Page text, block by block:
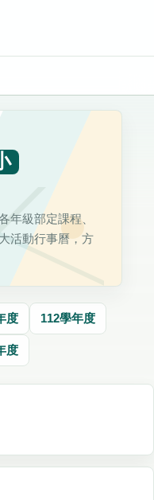
年級部定課程、
活動行事曆，方
度 112學年度
度